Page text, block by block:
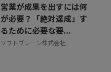
営業が成果を出すには何
が必要？「絶対達成」す
るために必要な要...
ソフトブレーン株式会社